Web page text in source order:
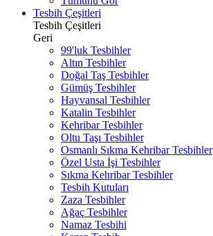
Tesbih Çeşitleri
Tesbih Çeşitleri
Geri
99'luk Tesbihler
Altın Tesbihler
Doğal Taş Tesbihler
Gümüş Tesbihler
Hayvansal Tesbihler
Katalin Tesbihler
Kehribar Tesbihler
Oltu Taşı Tesbihler
Osmanlı Sıkma Kehribar Tesbihler
Özel Usta İşi Tesbihler
Sıkma Kehribar Tesbihler
Tesbih Kutuları
Zaza Tesbihler
Ağaç Tesbihler
Namaz Tesbihi